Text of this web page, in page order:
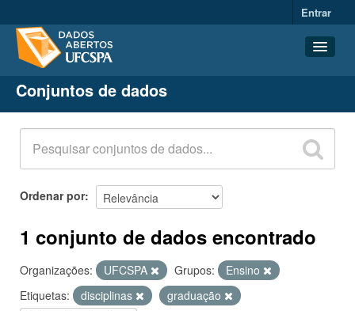
Entrar
Conjuntos de dados
Organizações
Grupos
Sobre
Conjuntos de dados
Ordenar por
1 conjunto de dados encontrado
Organizações: UFCSPA Grupos:
Ensino
Etiquetas:
disciplinas
graduação